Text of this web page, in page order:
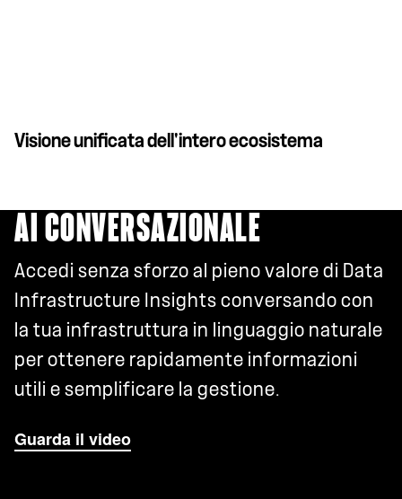
Visione unificata dell'intero ecosistema
AI CONVERSAZIONALE
Accedi senza sforzo al pieno valore di Data
Infrastructure Insights conversando con
la tua infrastruttura in linguaggio naturale
per ottenere rapidamente informazioni
utili e semplificare la gestione.
Guarda il video